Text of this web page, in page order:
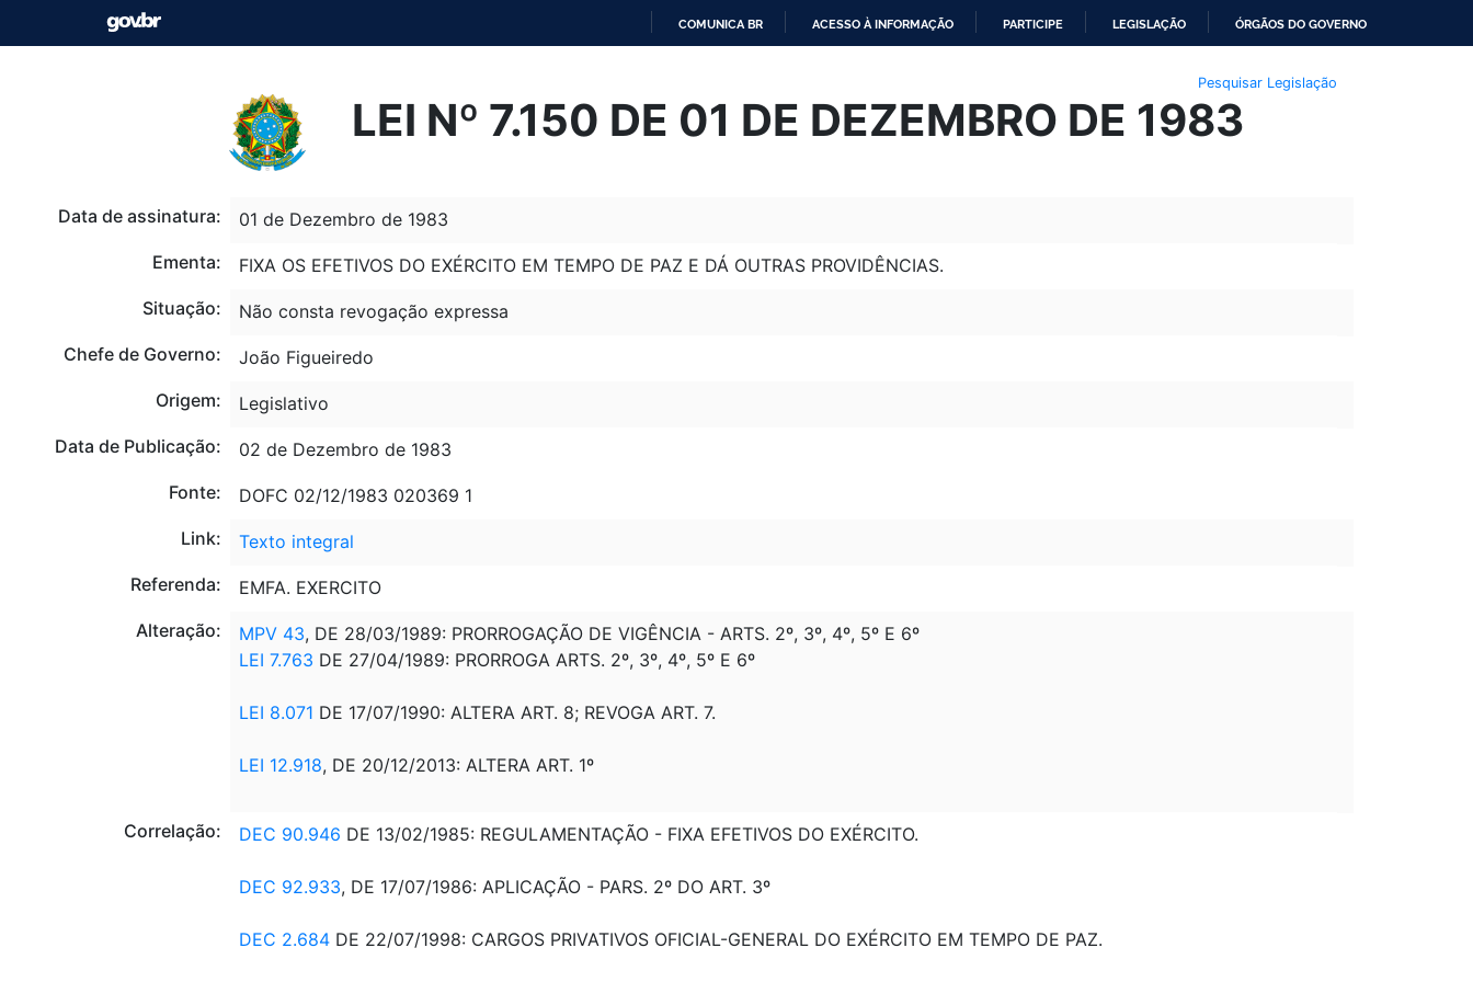
CONTEÚDO
COMUNICA BR ACESSO À INFORMAÇÃO PARTICIPE LEGISLAÇÃO ÓRGÃOS DO GOVERNO
Pesquisar Legislação
LEI Nº 7.150 DE 01 DE DEZEMBRO DE 1983
Data de assinatura:
01 de Dezembro de 1983
Ementa:
FIXA OS EFETIVOS DO EXÉRCITO EM TEMPO DE PAZ E DÁ OUTRAS PROVIDÊNCIAS.
Situação:
Não consta revogação expressa
Chefe de Governo:
João Figueiredo
Origem:
Legislativo
Data de Publicação:
02 de Dezembro de 1983
Fonte:
DOFC 02/12/1983 020369 1
Link:
Texto integral
Referenda:
EMFA. EXERCITO
Alteração:
MPV 43, DE 28/03/1989: PRORROGAÇÃO DE VIGÊNCIA - ARTS. 2º, 3º, 4º, 5º E 6º
LEI 7.763 DE 27/04/1989: PRORROGA ARTS. 2º, 3º, 4º, 5º E 6º
LEI 8.071 DE 17/07/1990: ALTERA ART. 8; REVOGA ART. 7.
LEI 12.918, DE 20/12/2013: ALTERA ART. 1º
Correlação: DEC 90.946 DE 13/02/1985: REGULAMENTAÇÃO - FIXA EFETIVOS DO EXÉRCITO.
DEC 92.933, DE 17/07/1986: APLICAÇÃO - PARS. 2º DO ART. 3º
DEC 2.684DE 22/07/1998: CARGOS PRIVATIVOS OFICIAL-GENERAL DO EXÉRCITO EM TEMPO DE PAZ.